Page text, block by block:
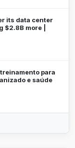
its data center
more |
para
e saúde